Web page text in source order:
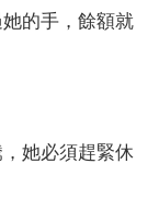
的手，餘額就
她必須趕緊休